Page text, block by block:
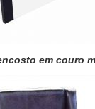
em couro